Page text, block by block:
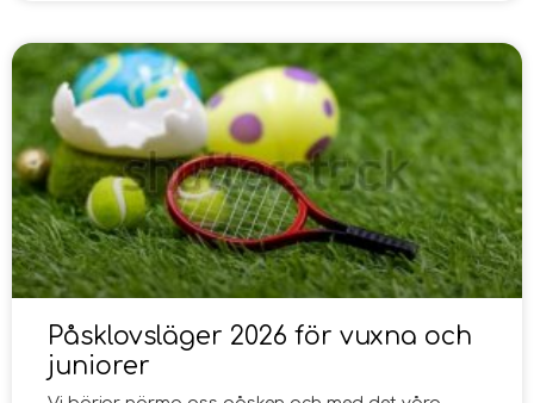
Påsklovsläger 2026 för vuxna och
juniorer